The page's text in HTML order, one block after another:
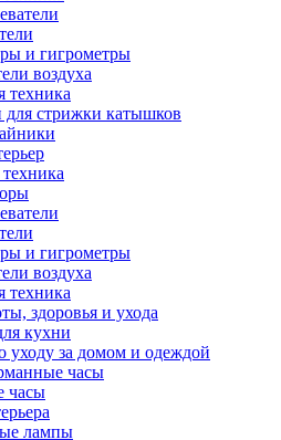
и гигрометры
воздуха
техника
стрижки катышков
и гигрометры
воздуха
техника
здоровья и ухода
кухни
уходу за домом и одеждой
часы
часы
лампы